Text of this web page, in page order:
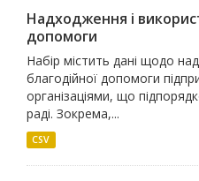
Надходження і
допомоги
Набір містить дані щодо
благодійної допомоги
організаціями, що
раді. Зокрема,...
CSV